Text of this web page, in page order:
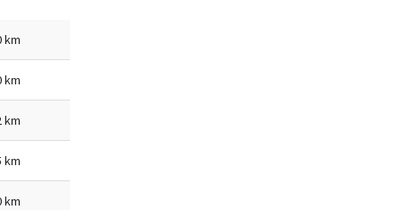
km
km
km
km
km